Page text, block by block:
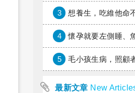
3 想養生，吃維他命
4 懷孕就要左側睡、魚油後期一定要停、分泌物多小心高位
5 毛小孩生病，照顧者不安
最新文章 New